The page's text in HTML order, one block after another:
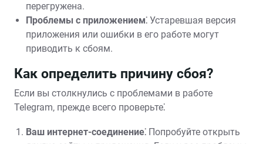
перегружена.
Проблемы с приложением⁚ Устаревшая версия
приложения или ошибки в его работе могут
приводить к сбоям.
Как определить причину сбоя?
Если вы столкнулись с проблемами в работе
Telegram‚ прежде всего проверьте⁚
Ваш интернет-соединение⁚ Попробуйте открыть